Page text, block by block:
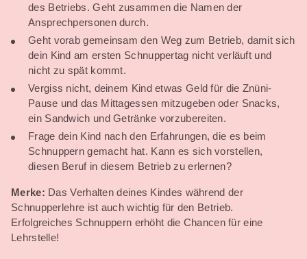
des Betriebs. Geht zusammen die Namen der
Ansprechpersonen durch.
Geht vorab gemeinsam den Weg zum Betrieb, damit sich
dein Kind am ersten Schnuppertag nicht verläuft und
nicht zu spät kommt.
Vergiss nicht, deinem Kind etwas Geld für die Znüni-
Pause und das Mittagessen mitzugeben oder Snacks,
ein Sandwich und Getränke vorzubereiten.
Frage dein Kind nach den Erfahrungen, die es beim
Schnuppern gemacht hat. Kann es sich vorstellen,
diesen Beruf in diesem Betrieb zu erlernen?
Merke: Das Verhalten deines Kindes während der
Schnupperlehre ist auch wichtig für den Betrieb.
Erfolgreiches Schnuppern erhöht die Chancen für eine
Lehrstelle!